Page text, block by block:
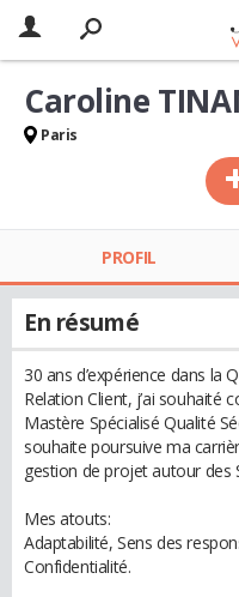
Caroline
Paris
PROFIL
En résumé
30 ans d’expérience dans la
Relation Client, j’ai souhaité
Mastère Spécialisé Qualité
souhaite poursuive ma
gestion de projet autour des
Mes atouts:
Adaptabilité, Sens des
Confidentialité.